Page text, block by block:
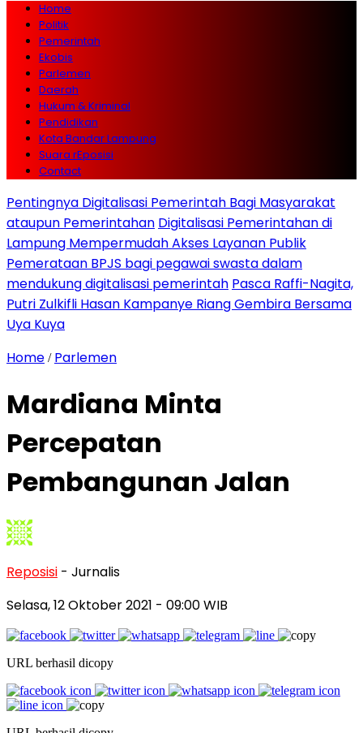
Home
Politik
Pemerintah
Ekobis
Parlemen
Daerah
Hukum & Kriminal
Pendidikan
Kota Bandar Lampung
Suara rEposisi
Contact
Pentingnya Digitalisasi Pemerintah Bagi Masyarakat
ataupun Pemerintahan Digitalisasi Pemerintahan di
Lampung Mempermudah Akses Layanan Publik
Pemerataan BPJS bagi pegawai swasta dalam
mendukung digitalisasi pemerintah Pasca Raffi-Nagita,
Putri Zulkifli Hasan Kampanye Riang Gembira Bersama
Uya Kuya
Home / Parlemen
Mardiana Minta
Percepatan
Pembangunan Jalan
Reposisi - Jurnalis
Selasa, 12 Oktober 2021 - 09:00 WIB
URL berhasil dicopy